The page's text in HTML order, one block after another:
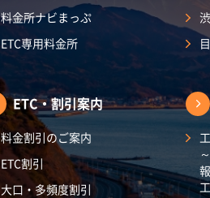
料金所ナビまっぷ
ETC専用料金所
ETC・割引案内
料金割引のご案内
ETC割引
大口・多頻度割引